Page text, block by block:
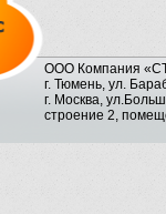
ООО Компания
г. Тюмень, ул.
г. Москва,
строение 2,